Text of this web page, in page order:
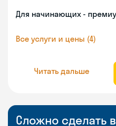
Для начинающих -
Все услуги и цены (4)
Читать дальше
Сложно сделать